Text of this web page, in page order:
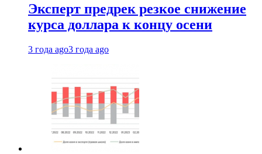
Эксперт предрек резкое снижение
курса доллара к концу осени
3 года ago3 года ago